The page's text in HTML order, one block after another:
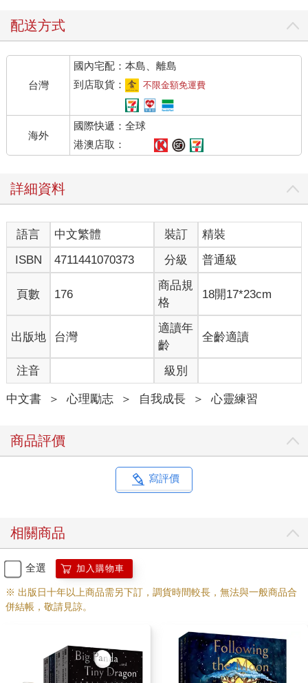
配送方式
台灣
國內宅配：本島、離島
到店取貨：
不限金額免運費
海外
國際快遞：全球
港澳店取：
詳細資料
語言 中文繁體 裝訂
精裝
ISBN
4711441070373 分級 普通級
頁數 176
商品規
格
18開17*23cm
出版地 台灣
適讀年
齡
全齡適讀
注音 級別
中文書 ＞ 心理勵志 ＞ 自我成長 ＞ 心靈練習
商品評價
寫評價
相關商品
全選 加入購物車
※ 出版日十年以上商品需另下訂，調貨時間較長，無法與一般商品合
併結帳，敬請見諒。